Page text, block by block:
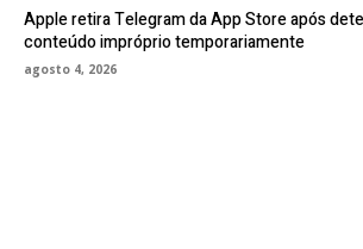
Apple retira Telegram da App Store após
conteúdo impróprio temporariamente
agosto 4, 2026